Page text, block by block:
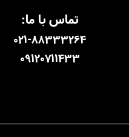
:تماس با ما
021-88333264
09120711433